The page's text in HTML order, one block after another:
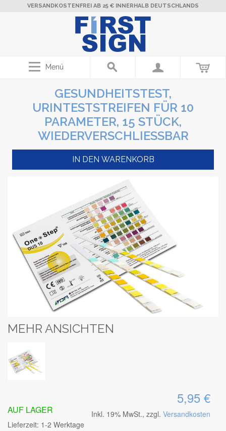
VERSANDKOSTENFREI AB 25 € INNERHALB DEUTSCHLANDS
Menü
GESUNDHEITSTEST,
URINTESTSTREIFEN FÜR 10
PARAMETER, 15 STÜCK,
WIEDERVERSCHLIESSBAR
IN DEN WARENKORB
MEHR ANSICHTEN
5,95 €
Inkl. 19% MwSt., zzgl. Versandkosten
AUF LAGER
Lieferzeit: 1-2 Werktage